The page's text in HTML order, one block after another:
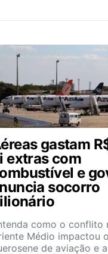
gastam
extras com
e
socorro
como o conflito
Médio impactou o
de aviação e